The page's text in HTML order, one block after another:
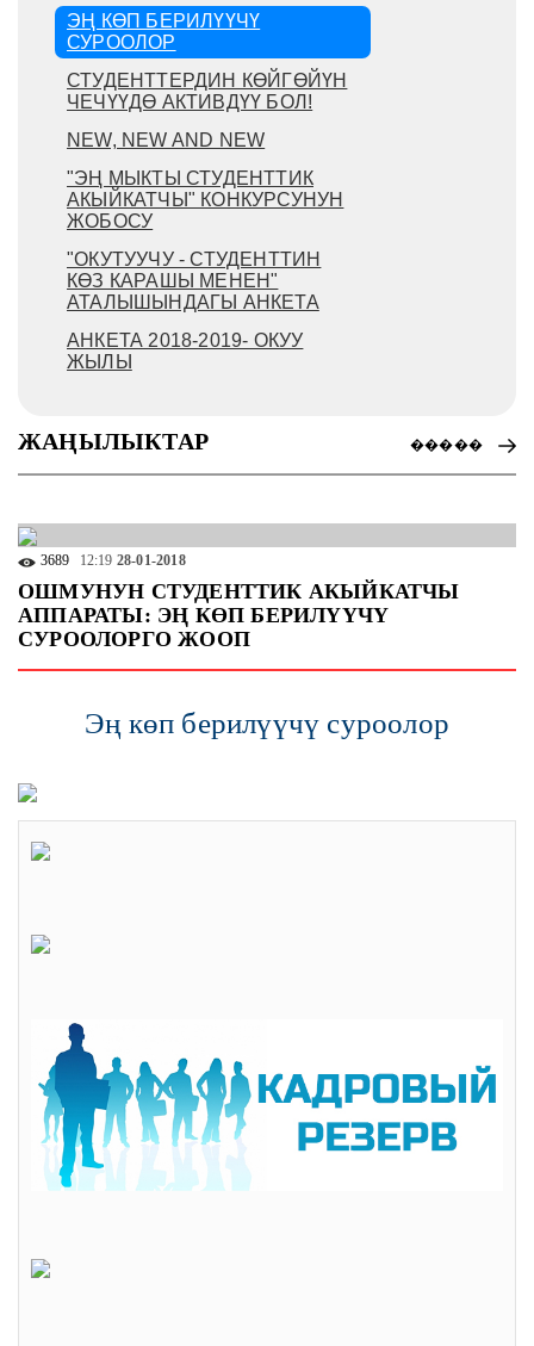
ЭҢ КӨП БЕРИЛҮҮЧҮ
СУРООЛОР
СТУДЕНТТЕРДИН КӨЙГӨЙҮН
ЧЕЧҮҮДӨ АКТИВДҮҮ БОЛ!
NEW, NEW AND NEW
"ЭҢ МЫКТЫ СТУДЕНТТИК
АКЫЙКАТЧЫ" КОНКУРСУНУН
ЖОБОСУ
"ОКУТУУЧУ - СТУДЕНТТИН
КӨЗ КАРАШЫ МЕНЕН"
АТАЛЫШЫНДАГЫ АНКЕТА
АНКЕТА 2018-2019- ОКУУ
ЖЫЛЫ
ЖАҢЫЛЫКТАР �����
3689 12:19 28-01-2018
ОШМУНУН СТУДЕНТТИК АКЫЙКАТЧЫ
АППАРАТЫ: ЭҢ КӨП БЕРИЛҮҮЧҮ
СУРООЛОРГО ЖООП
Эң көп берилүүчү суроолор